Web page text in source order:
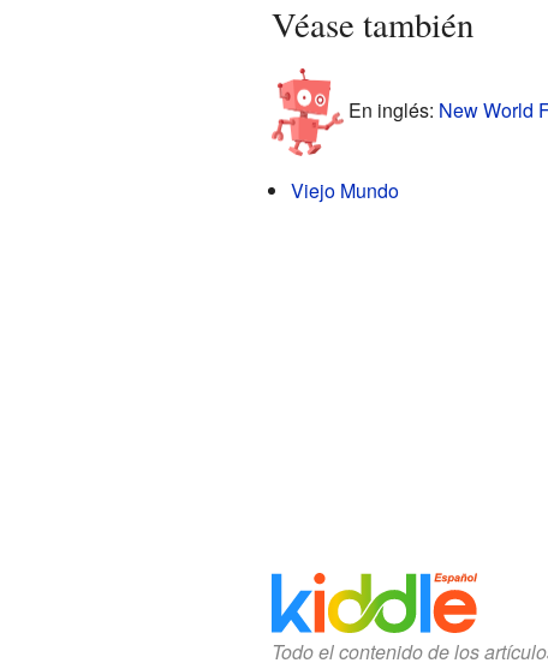
Véase también
En inglés: New World
Viejo Mundo
Todo el contenido de los